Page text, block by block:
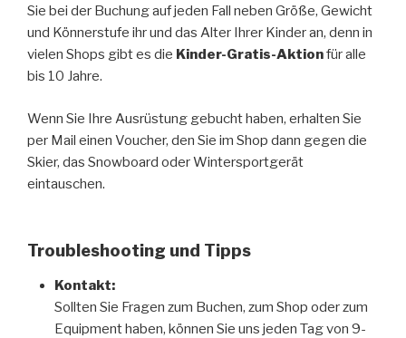
Sie bei der Buchung auf jeden Fall neben Größe, Gewicht
und Könnerstufe ihr und das Alter Ihrer Kinder an, denn in
vielen Shops gibt es die Kinder-Gratis-Aktionfür alle
bis 10 Jahre.
Wenn Sie Ihre Ausrüstung gebucht haben, erhalten Sie
per Mail einen Voucher, den Sie im Shop dann gegen die
Skier, das Snowboard oder Wintersportgerät
eintauschen.
Troubleshooting und Tipps
Kontakt:
Sollten Sie Fragen zum Buchen, zum Shop oder zum
Equipment haben, können Sie uns jeden Tag von 9-